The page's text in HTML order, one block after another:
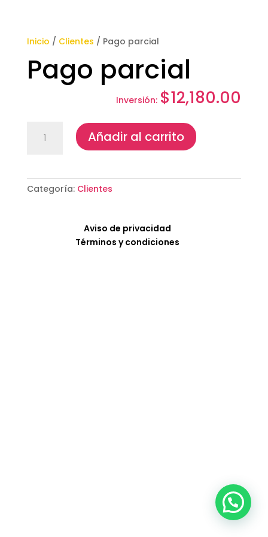
Inicio / Clientes / Pago parcial
Pago parcial
$12,180.00
parcial
Añadir al carrito
Categoría: Clientes
Aviso de privacidad
Términos y condiciones